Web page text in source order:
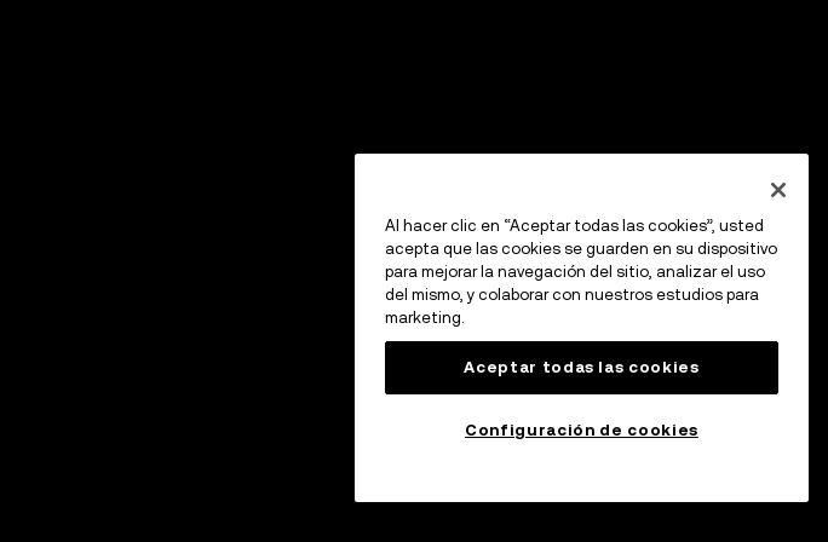
Al hacer clic en “Aceptar todas las cookies”, usted
acepta que las cookies se guarden en su dispositivo
para mejorar la navegación del sitio, analizar el uso
del mismo, y colaborar con nuestros estudios para
marketing.
Aceptar todas las cookies
Configuración de cookies